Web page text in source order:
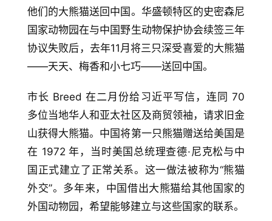
他们的大熊猫送回中国。华盛顿特区的史密森尼
国家动物园在与中国野生动物保护协会续签三年
协议失败后，去年11月将三只深受喜爱的大熊猫
——天天、梅香和小七巧——送回中国。
市长 Breed 在二月份给习近平写信，连同 70
多位当地华人和亚太社区及商贸领袖，请求旧金
山获得大熊猫。中国将第一只熊猫赠送给美国是
在 1972 年，当时美国总统理查德·尼克松与中
国正式建立了正常关系。这一做法被称为“熊猫
外交”。多年来，中国借出大熊猫给其他国家的
外国动物园，希望能够建立与这些国家的联系。